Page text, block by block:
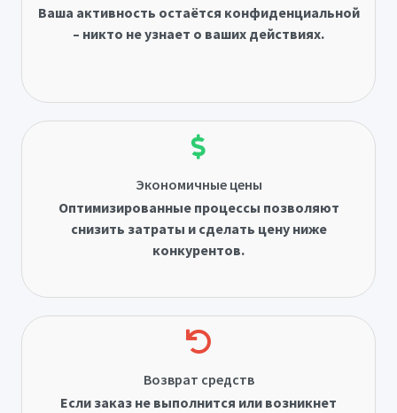
Ваша активность остаётся конфиденциальной
– никто не узнает о ваших действиях.
Экономичные цены
Оптимизированные процессы позволяют
снизить затраты и сделать цену ниже
конкурентов.
Возврат средств
Если заказ не выполнится или возникнет